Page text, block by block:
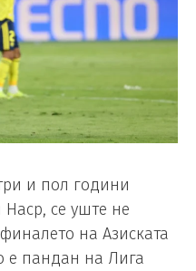
и пол години
се уште не
на Азиската
е пандан на Лига